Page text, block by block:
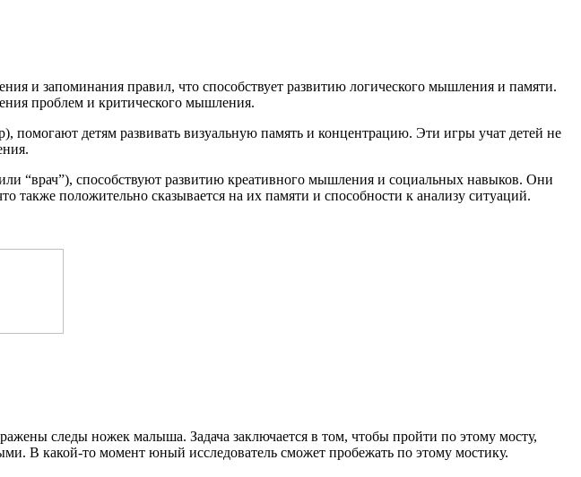
и запоминания правил, что способствует развитию логического мышления и памяти.
проблем и критического мышления.
помогают детям развивать визуальную память и концентрацию. Эти игры учат детей не
“врач”), способствуют развитию креативного мышления и социальных навыков. Они
также положительно сказывается на их памяти и способности к анализу ситуаций.
следы ножек малыша. Задача заключается в том, чтобы пройти по этому мосту,
В какой-то момент юный исследователь сможет пробежать по этому мостику.